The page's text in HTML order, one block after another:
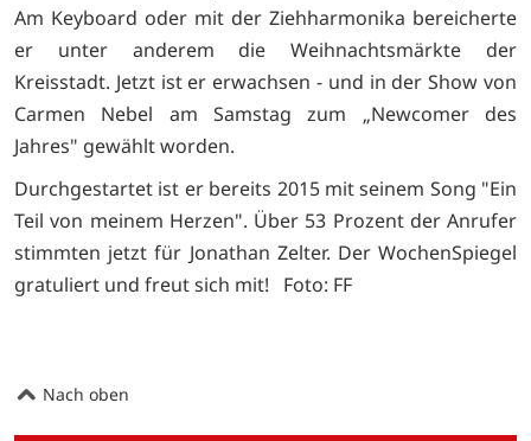
Am Keyboard oder mit der Ziehharmonika bereicherte
er unter anderem die Weihnachtsmärkte der
Kreisstadt. Jetzt ist er erwachsen - und in der Show von
Carmen Nebel am Samstag zum „Newcomer des
Jahres" gewählt worden.
Durchgestartet ist er bereits 2015 mit seinem Song "Ein
Teil von meinem Herzen". Über 53 Prozent der Anrufer
stimmten jetzt für Jonathan Zelter. Der WochenSpiegel
gratuliert und freut sich mit! Foto: FF
Nach oben